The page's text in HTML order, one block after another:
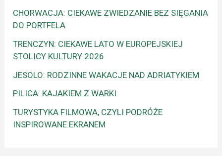
CHORWACJA: CIEKAWE ZWIEDZANIE BEZ SIĘGANIA
DO PORTFELA
TRENCZYN: CIEKAWE LATO W EUROPEJSKIEJ
STOLICY KULTURY 2026
JESOLO: RODZINNE WAKACJE NAD ADRIATYKIEM
PILICA: KAJAKIEM Z WARKI
TURYSTYKA FILMOWA, CZYLI PODRÓŻE
INSPIROWANE EKRANEM